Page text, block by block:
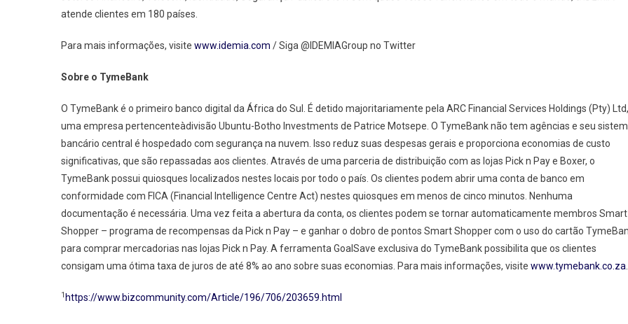
atende clientes em 180 países.
Para mais informações, visite www.idemia.com / Siga @IDEMIAGroup no Twitter
Sobre o TymeBank
O TymeBank é o primeiro banco digital da África do Sul. É detido majoritariamente pela ARC Financial Services Holdings (Pty) Ltd,
uma empresa pertencenteàdivisão Ubuntu-Botho Investments de Patrice Motsepe. O TymeBank não tem agências e seu
bancário central é hospedado com segurança na nuvem. Isso reduz suas despesas gerais e proporciona economias de custo
significativas, que são repassadas aos clientes. Através de uma parceria de distribuição com as lojas Pick n Pay e Boxer, o
TymeBank possui quiosques localizados nestes locais por todo o país. Os clientes podem abrir uma conta de banco em
conformidade com FICA (Financial Intelligence Centre Act) nestes quiosques em menos de cinco minutos. Nenhuma
documentação é necessária. Uma vez feita a abertura da conta, os clientes podem se tornar automaticamente membros Smart
Shopper – programa de recompensas da Pick n Pay – e ganhar o dobro de pontos Smart Shopper com o uso do cartão
para comprar mercadorias nas lojas Pick n Pay. A ferramenta GoalSave exclusiva do TymeBank possibilita que os clientes
consigam uma ótima taxa de juros de até 8% ao ano sobre suas economias. Para mais informações, visite www.tymebank.co.za.
1 https://www.bizcommunity.com/Article/196/706/203659.html